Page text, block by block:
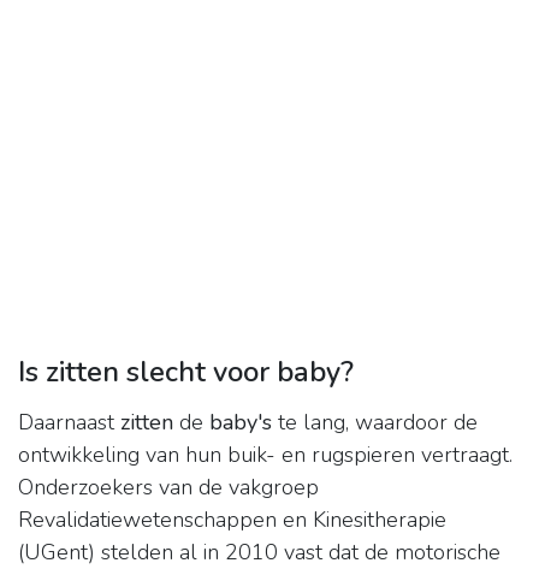
Is zitten slecht voor baby?
Daarnaast zitten de baby's te lang, waardoor de
ontwikkeling van hun buik- en rugspieren vertraagt.
Onderzoekers van de vakgroep
Revalidatiewetenschappen en Kinesitherapie
(UGent) stelden al in 2010 vast dat de motorische